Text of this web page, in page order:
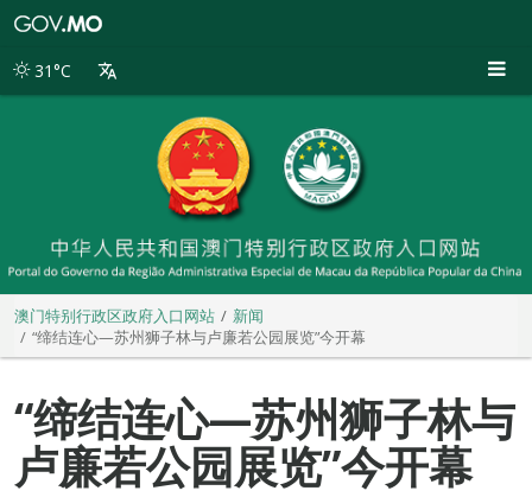
别
31°C
澳门特别行政区政府入口网站
新闻
“缔结连心—苏州狮子林与卢廉若公园展览”今开幕
“缔结连心—苏州狮子林与
卢廉若公园展览”今开幕